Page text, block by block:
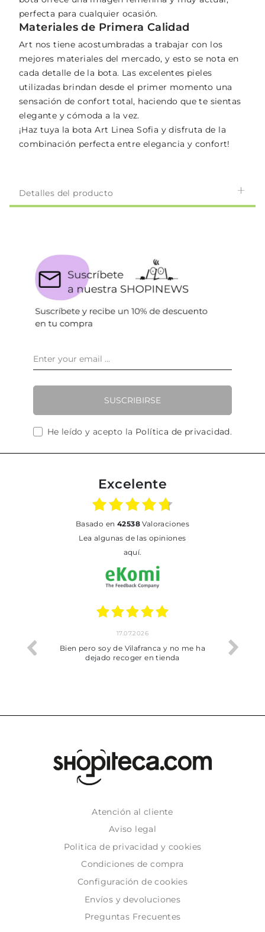
perfecta para cualquier ocasión.
Materiales de Primera Calidad
Art nos tiene acostumbradas a trabajar con los
mejores materiales del mercado, y esto se nota en
cada detalle de la bota. Las excelentes pieles
utilizadas brindan desde el primer momento una
sensación de confort total, haciendo que te sientas
elegante y cómoda a la vez.
¡Haz tuya la bota Art Linea Sofia y disfruta de la
combinación perfecta entre elegancia y confort!
Detalles del producto
SUSCRIBIRSE
He leído y acepto la Política de privacidad.
Excelente
basado en 42538Valoraciones
Lea algunas de las opiniones
aquí.
trobat
17.07.2026
Bien pero soy de Vilafranca y no me ha
dejado recoger en tienda
Atención al cliente
Aviso legal
Politica de privacidad y cookies
Condiciones de compra
Configuración de cookies
Envíos y devoluciones
Preguntas Frecuentes